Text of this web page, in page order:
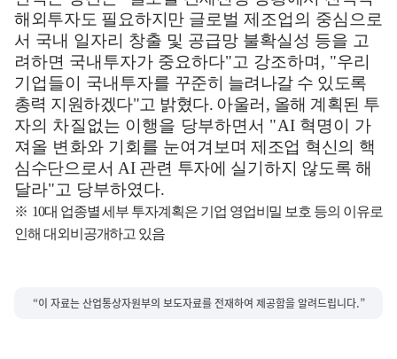
해외투자도 필요하지만 글로벌 제조업의 중심으로
서 국내 일자리 창출 및 공급망 불확실성 등을 고
려하면 국내투자가 중요하다"고 강조하며 , "우리
기업들이 국내투자를 꾸준히 늘려나갈 수 있도록
총력 지원하겠다"고 밝혔다. 아울러 , 올해 계획된 투
자의 차질없는 이행을 당부하면서 "AI 혁명이 가
져올 변화와 기회를 눈여겨보며 제조업 혁신의 핵
심수단으로서AI 관련 투자에 실기하지 않도록해
달라"고 당부하였다.
※ 10대 업종별 세부 투자계획은 기업 영업비밀 보호 등의 이유로
인해 대외비공개하고 있음
“이 자료는 산업통상자원부의 보도자료를 전재하여 제공함을 알려드립니다.”